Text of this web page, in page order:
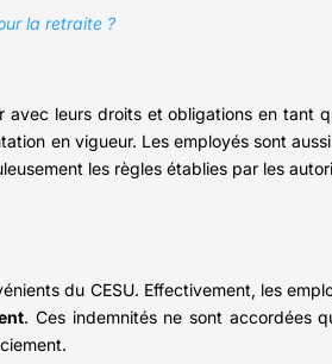
la retraite ?
leurs droits et obligations en tant
en vigueur. Les employés sont
les règles établies par les
du CESU. Effectivement, les
. Ces indemnités ne sont accordées